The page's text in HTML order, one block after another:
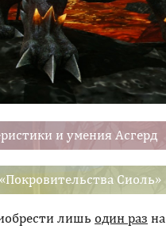
и умения Асгерд
Сиоль»
лишь один раз